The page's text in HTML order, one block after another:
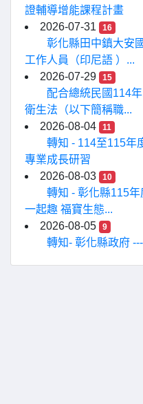
證輔導增能課程計畫
2026-07-31
16
彰化縣田中鎮大安
工作人員（印尼語 ）...
2026-07-29
15
配合總統民國114
衛生法（以下簡稱職...
2026-08-04
11
轉知 - 114至115年
專業成長研習
2026-08-03
10
轉知 - 彰化縣115
一起趣 福寶生態...
2026-08-05
9
轉知- 彰化縣政府